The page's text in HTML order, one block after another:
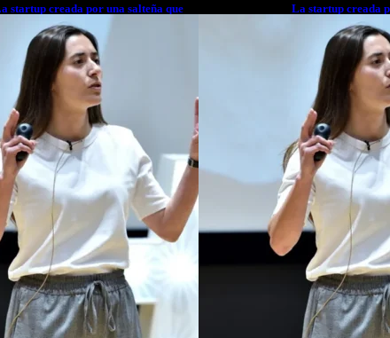
startup creada por una salteña que
resolver el estrés financiero en
La startup creada
busca resolver el
Latinoamérica